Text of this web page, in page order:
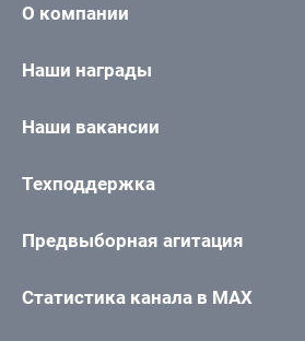
О компании
Наши награды
Наши вакансии
Техподдержка
Предвыборная агитация
Статистика канала в MAX